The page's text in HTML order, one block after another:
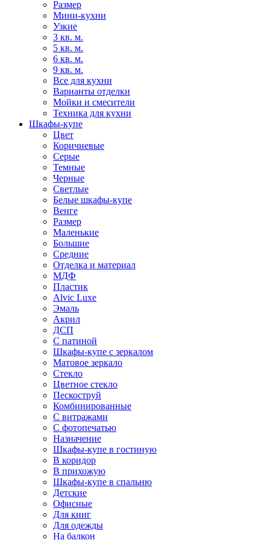
Размер
Мини-кухни
Узкие
3 кв. м.
5 кв. м.
6 кв. м.
9 кв. м.
Все для кухни
Варианты отделки
Мойки и смесители
Техника для кухни
Шкафы-купе
Цвет
Коричневые
Серые
Темные
Черные
Светлые
Белые шкафы-купе
Венге
Размер
Маленькие
Большие
Средние
Отделка и материал
МДФ
Пластик
Alvic Luxe
Эмаль
Акрил
ДСП
С патиной
Шкафы-купе с зеркалом
Матовое зеркало
Стекло
Цветное стекло
Пескоструй
Комбинированные
С витражами
С фотопечатью
Назначение
Шкафы-купе в гостиную
В коридор
В прихожую
Шкафы-купе в спальню
Детские
Офисные
Для книг
Для одежды
На балкон